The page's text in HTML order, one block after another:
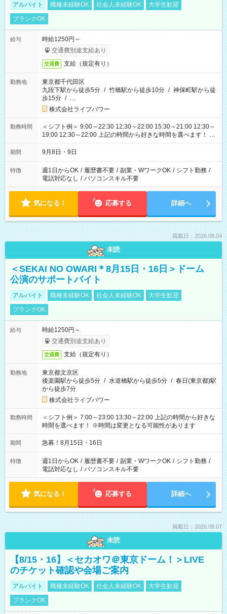
アルバイト 職種未経験OK 社会人未経験OK
大学生歓迎
ブランクOK
給与
時給1250円～
交通費別途支給あり
交通費 支給（規定有り）
勤務地
東京都千代田区
九段下駅から徒歩5分 / 竹橋駅から徒歩10分 / 神保町駅から徒
歩15分 / …
株式会社ライブパワー
勤務時間
＜シフト例＞ 9:00～22:30 12:30～22:00 15:30～21:00 12:30～
19:00 12:30～22:00 上記の時間から好きな時間を選べます！ ※
時間は変更となる可能性があります
期間 9月8日・9日
特徴 週1日からOK / 履歴書不要 / 副業・WワークOK / シフト勤務 /
電話対応なし / パソコンスキル不要
気になる！ 応募する 詳細へ
掲載日：2026.08.04
未読
＜SEKAI NO OWARI＊8月15日・16日＞ドーム
公演のサポートバイト
アルバイト 職種未経験OK 社会人未経験OK
大学生歓迎
ブランクOK
給与
時給1250円～
交通費別途支給あり
交通費 支給（規定有り）
勤務地
東京都文京区
後楽園駅から徒歩5分 / 水道橋駅から徒歩5分 / 春日(東京都)駅
から徒歩7分
株式会社ライブパワー
勤務時間
＜シフト例＞ 7:00～23:00 13:30～22:00 上記の時間から好きな
時間を選べます！ ※時間は変更となる可能性があります
期間 急募！8月15日・16日
特徴 週1日からOK / 履歴書不要 / 副業・WワークOK / シフト勤務 /
電話対応なし / パソコンスキル不要
気になる！ 応募する 詳細へ
掲載日：2026.08.07
未読
【8/15・16】＜セカオワ＠東京ドーム！＞LIVE
のチケット確認や会場ご案内
アルバイト 職種未経験OK 社会人未経験OK
大学生歓迎
ブランクOK